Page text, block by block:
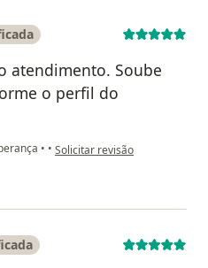
atendimento. Soube
o perfil do
• • na opinião do utilizador Thaline
Solicitar revisão